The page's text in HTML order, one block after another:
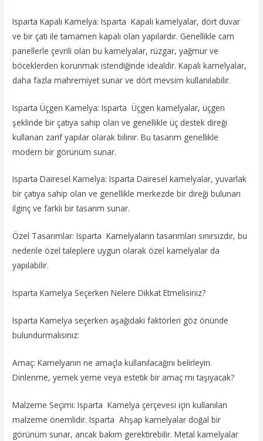
Isparta Kapalı Kamelya: Isparta Kapalı kamelyalar, dört duvar
ve bir çatı ile tamamen kapalı olan yapılardır. Genellikle cam
panellerle çevrili olan bu kamelyalar, rüzgar, yağmur ve
böceklerden korunmak istendiğinde idealdir. Kapalı kamelyalar,
daha fazla mahremiyet sunar ve dört mevsim kullanılabilir.
Isparta Üçgen Kamelya: Isparta Üçgen kamelyalar, üçgen
şeklinde bir çatıya sahip olan ve genellikle üç destek direği
kullanan zarif yapılar olarak bilinir. Bu tasarım genellikle
modern bir görünüm sunar.
Isparta Dairesel Kamelya: Isparta Dairesel kamelyalar, yuvarlak
bir çatıya sahip olan ve genellikle merkezde bir direği bulunan
ilginç ve farklı bir tasarım sunar.
Özel Tasarımlar: Isparta Kamelyaların tasarımları sınırsızdır, bu
nedenle özel taleplere uygun olarak özel kamelyalar da
yapılabilir.
Isparta Kamelya Seçerken Nelere Dikkat Etmelisiniz?
Isparta Kamelya seçerken aşağıdaki faktörleri göz önünde
bulundurmalısınız:
Amaç: Kamelyanın ne amaçla kullanılacağını belirleyin.
Dinlenme, yemek yeme veya estetik bir amaç mı taşıyacak?
Malzeme Seçimi: Isparta Kamelya çerçevesi için kullanılan
malzeme önemlidir. Isparta Ahşap kamelyalar doğal bir
görünüm sunar, ancak bakım gerektirebilir. Metal kamelyalar